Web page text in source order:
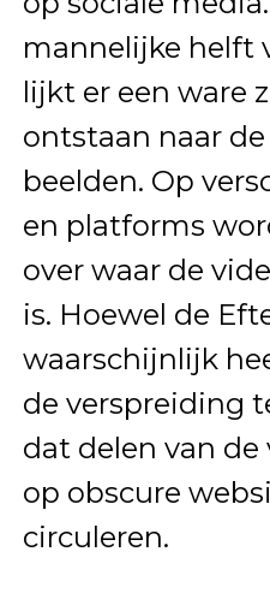
mannelijke helft
lijkt er een ware
ontstaan naar
beelden. Op
en platforms
over waar de
is. Hoewel de
waarschijnlijk
de verspreiding
dat delen van
op obscure
circuleren.